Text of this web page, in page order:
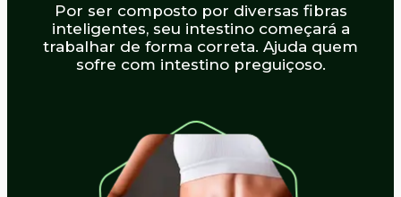
Por ser composto por diversas fibras
inteligentes, seu intestino começará a
trabalhar de forma correta. Ajuda quem
sofre com intestino preguiçoso.